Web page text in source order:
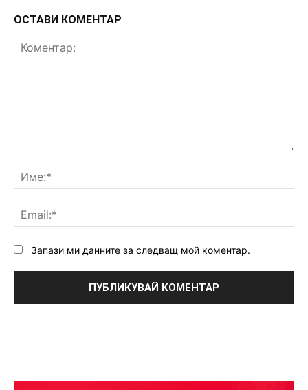
ОСТАВИ КОМЕНТАР
Запази ми данните за следващ мой коментар.